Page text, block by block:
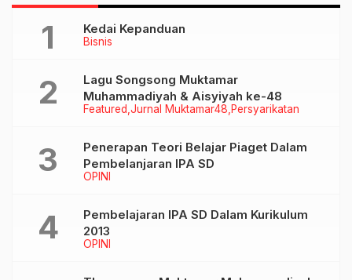
LOKAL UNTUK
Bisnis
Kedai Kepanduan
Featured Jurnal Muktamar48 Persyarikatan
Lagu Songsong Muktamar
Muhammadiyah & Aisyiyah ke-48
OPINI
Penerapan Teori Belajar Piaget Dalam
Pembelanjaran IPA SD
OPINI
Pembelajaran IPA SD Dalam Kurikulum
2013